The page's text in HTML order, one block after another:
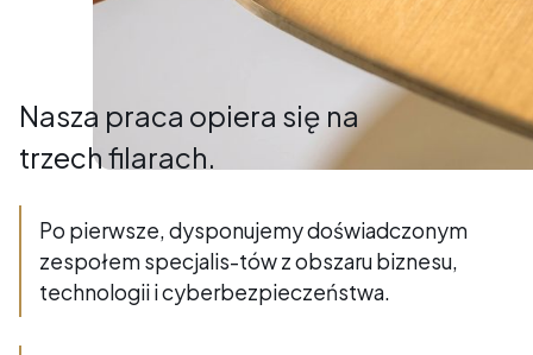
Nasza praca opiera się na
trzech filarach.
Po pierwsze, dysponujemy doświadczonym
zespołem specjalis-tów z obszaru biznesu,
technologii i cyberbezpieczeństwa.